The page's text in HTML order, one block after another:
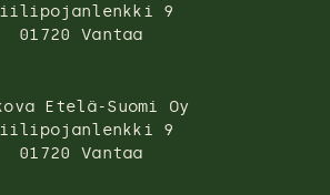
9
01720 Vantaa
Etelä-Suomi Oy
9
01720 Vantaa